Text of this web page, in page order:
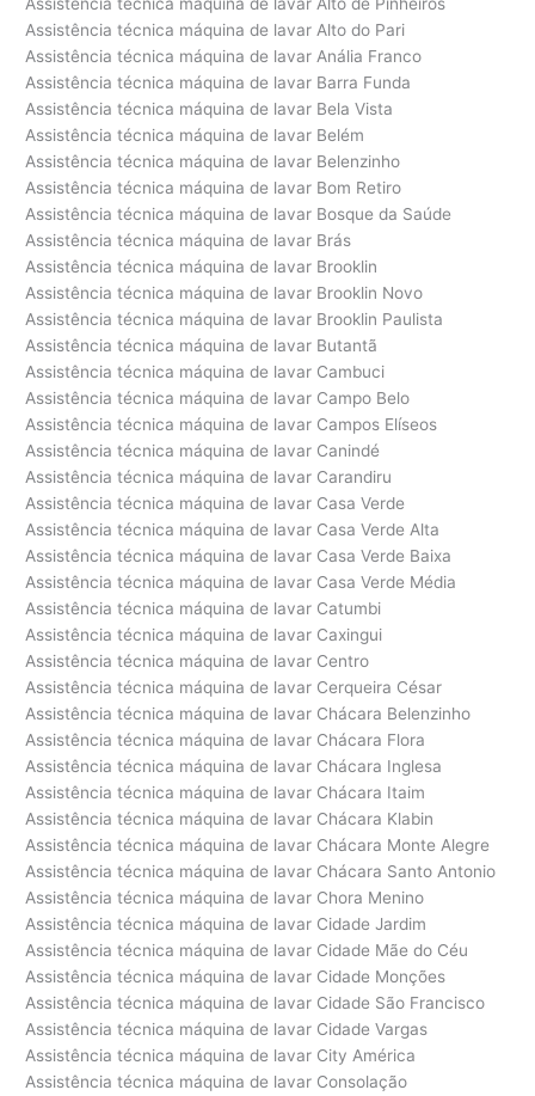
Assistência técnica máquina de lavar Alto do Pari
Assistência técnica máquina de lavar Anália Franco
Assistência técnica máquina de lavar Barra Funda
Assistência técnica máquina de lavar Bela Vista
Assistência técnica máquina de lavar Belém
Assistência técnica máquina de lavar Belenzinho
Assistência técnica máquina de lavar Bom Retiro
Assistência técnica máquina de lavar Bosque da Saúde
Assistência técnica máquina de lavar Brás
Assistência técnica máquina de lavar Brooklin
Assistência técnica máquina de lavar Brooklin Novo
Assistência técnica máquina de lavar Brooklin Paulista
Assistência técnica máquina de lavar Butantã
Assistência técnica máquina de lavar Cambuci
Assistência técnica máquina de lavar Campo Belo
Assistência técnica máquina de lavar Campos Elíseos
Assistência técnica máquina de lavar Canindé
Assistência técnica máquina de lavar Carandiru
Assistência técnica máquina de lavar Casa Verde
Assistência técnica máquina de lavar Casa Verde Alta
Assistência técnica máquina de lavar Casa Verde Baixa
Assistência técnica máquina de lavar Casa Verde Média
Assistência técnica máquina de lavar Catumbi
Assistência técnica máquina de lavar Caxingui
Assistência técnica máquina de lavar Centro
Assistência técnica máquina de lavar Cerqueira César
Assistência técnica máquina de lavar Chácara Belenzinho
Assistência técnica máquina de lavar Chácara Flora
Assistência técnica máquina de lavar Chácara Inglesa
Assistência técnica máquina de lavar Chácara Itaim
Assistência técnica máquina de lavar Chácara Klabin
Assistência técnica máquina de lavar Chácara Monte Alegre
Assistência técnica máquina de lavar Chácara Santo Antonio
Assistência técnica máquina de lavar Chora Menino
Assistência técnica máquina de lavar Cidade Jardim
Assistência técnica máquina de lavar Cidade Mãe do Céu
Assistência técnica máquina de lavar Cidade Monções
Assistência técnica máquina de lavar Cidade São Francisco
Assistência técnica máquina de lavar Cidade Vargas
Assistência técnica máquina de lavar City América
Assistência técnica máquina de lavar Consolação